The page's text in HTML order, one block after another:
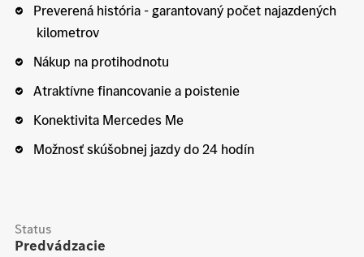
Preverená história - garantovaný počet najazdených
kilometrov
Nákup na protihodnotu
Atraktívne financovanie a poistenie
Konektivita Mercedes Me
Možnosť skúšobnej jazdy do 24 hodín
Predvádzacie
Status